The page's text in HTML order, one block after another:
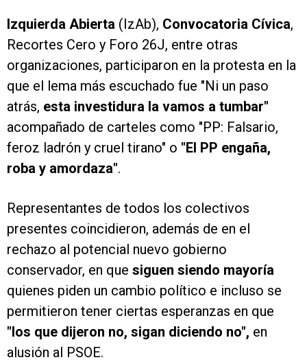
Izquierda Abierta (IzAb), Convocatoria Cívica,
Recortes Cero y Foro 26J, entre otras
organizaciones, participaron en la protesta en la
que el lema más escuchado fue "Ni un paso
atrás, esta investidura la vamos a tumbar"
acompañado de carteles como "PP: Falsario,
feroz ladrón y cruel tirano" o "El PP engaña,
roba y amordaza".
Representantes de todos los colectivos
presentes coincidieron, además de en el
rechazo al potencial nuevo gobierno
conservador, en que siguen siendo mayoría
quienes piden un cambio político e incluso se
permitieron tener ciertas esperanzas en que
"los que dijeron no, sigan diciendo no", en
alusión al PSOE.